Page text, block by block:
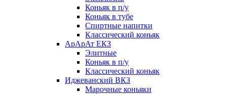
Коньяк в п/у
Коньяк в тубе
Спиртные напитки
Классический коньяк
АрАрАт ЕКЗ
Элитные
Коньяк в п/у
Классический коньяк
Иджеванский ВКЗ
Марочные коньяки